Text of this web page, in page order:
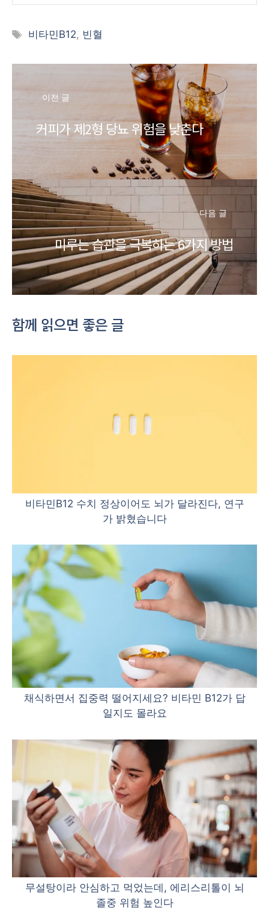
태
비타민B12, 빈혈
이전 글
커피가 제2형 당뇨 위험을 낮춘다
다음 글
미루는 습관을 극복하는 6가지 방법
함께 읽으면 좋은 글
비타민B12 수치 정상이어도 뇌가 달라진다, 연구
가 밝혔습니다
채식하면서 집중력 떨어지세요? 비타민 B12가 답
일지도 몰라요
무설탕이라 안심하고 먹었는데, 에리스리톨이 뇌
졸중 위험 높인다